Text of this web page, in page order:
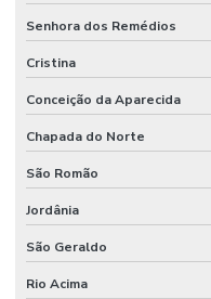
Senhora dos Remédios
Cristina
Conceição da Aparecida
Chapada do Norte
São Romão
Jordânia
São Geraldo
Rio Acima